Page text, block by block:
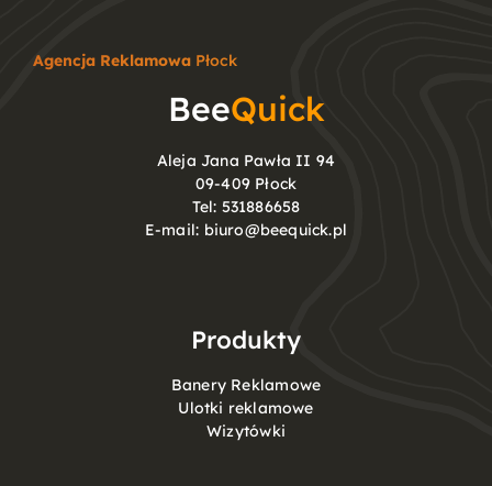
Agencja ReklamowaPłock
BeeQuick
Aleja Jana Pawła II 94
09-409 Płock
Tel: 531886658
E-mail: biuro@beequick.pl
Produkty
Banery Reklamowe
Ulotki reklamowe
Wizytówki